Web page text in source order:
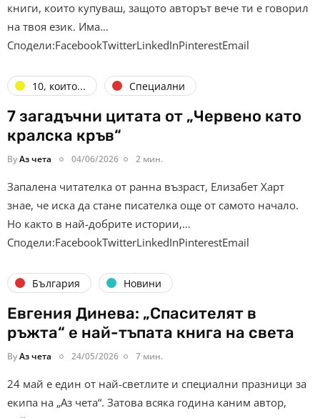
книги, които купуваш, защото авторът вече ти е говорил
на твоя език. Има…
Сподели:FacebookTwitterLinkedInPinterestEmail
10, които... Специални
7 загадъчни цитата от „Червено като
кралска кръв“
ByАз чета 04/06/2026 2 мин.
Запалена читателка от ранна възраст, Елизабет Харт
знае, че иска да стане писателка още от самото начало.
Но както в най-добрите истории,…
Сподели:FacebookTwitterLinkedInPinterestEmail
България Новини
Евгения Динева: „Спасителят в
ръжта“ е най-тъпата книга на света
ByАз чета 24/05/2026 7 мин.
24 май е един от най-светлите и специални празници за
екипа на „Аз чета“. Затова всяка година каним автор,